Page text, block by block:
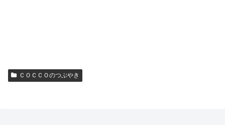
ＣＯＣＣＯのつぶやき